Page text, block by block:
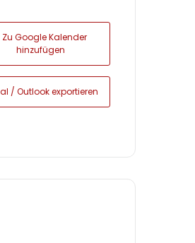
Zu Google Kalender
hinzufügen
/ Outlook exportieren